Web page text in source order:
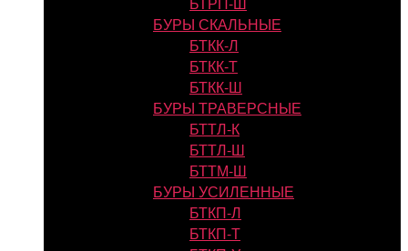
БУРЫ СКАЛЬНЫЕ
БТКК-Л
БТКК-Т
БТКК-Ш
БУРЫ ТРАВЕРСНЫЕ
БТТЛ-К
БТТЛ-Ш
БТТМ-Ш
БУРЫ УСИЛЕННЫЕ
БТКП-Л
БТКП-Т